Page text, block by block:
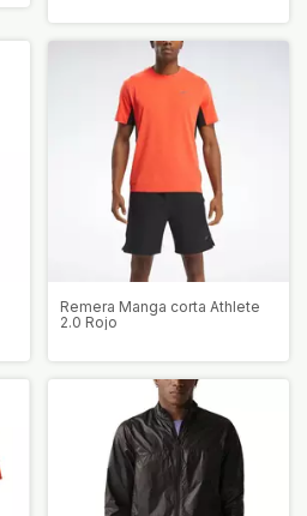
Remera Manga corta Athlete
2.0 Rojo